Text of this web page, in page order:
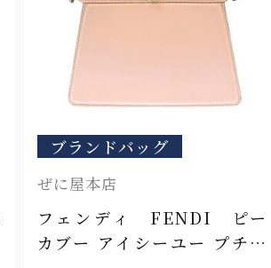
ブランドバッグ
ぜに屋本店
フェンディ FENDI ピー
カブー アイシーユー プチ